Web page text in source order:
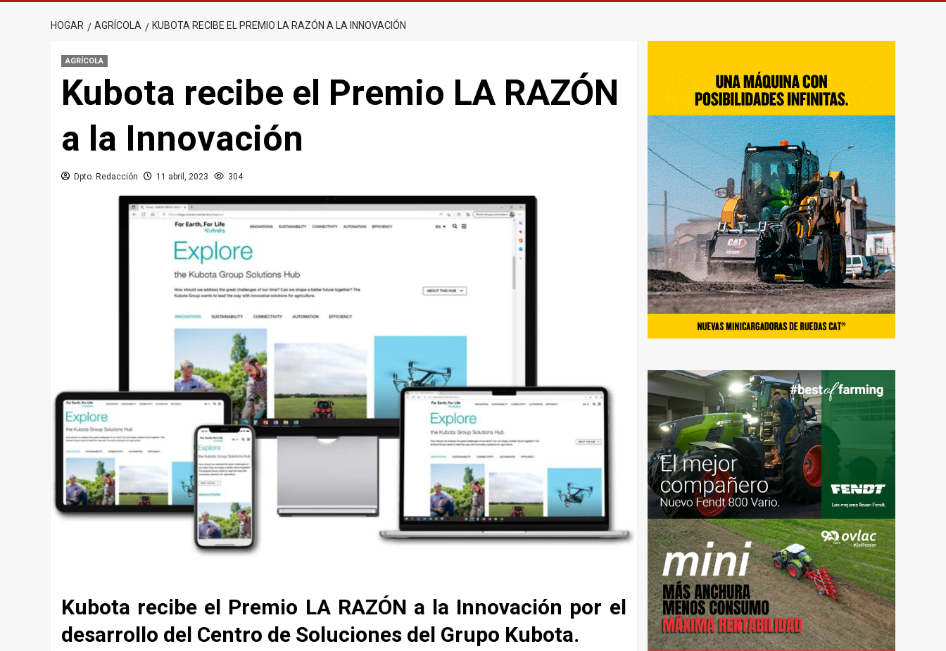
HOGAR AGRÍCOLA KUBOTA RECIBE EL PREMIO LA RAZÓN A LA INNOVACIÓN
AGRÍCOLA
Kubota recibe el Premio LA RAZÓN
a la Innovación
Dpto. Redacción 11 abril, 2023 304
Kubota recibe el Premio LA RAZÓN a la Innovación por el
desarrollo del Centro de Soluciones del Grupo Kubota.